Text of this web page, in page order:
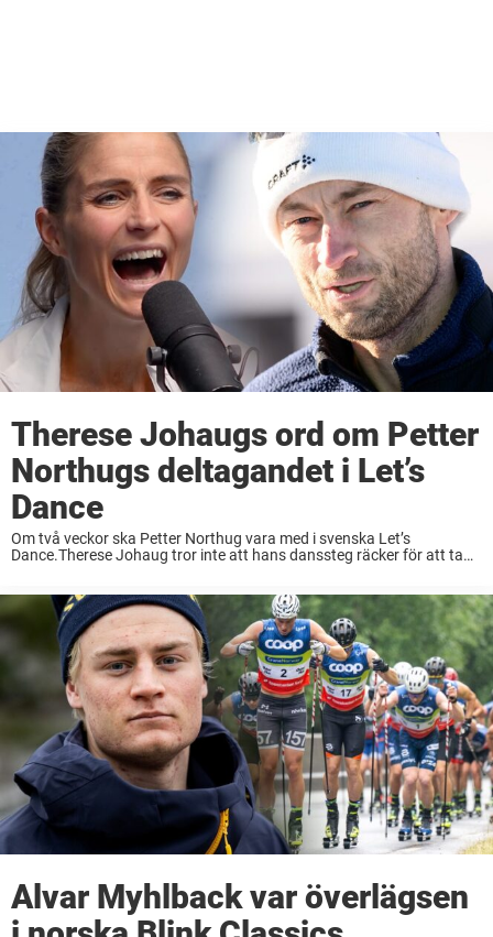
Therese Johaugs ord om Petter
Northugs deltagandet i Let’s
Dance
Om två veckor ska Petter Northug vara med i svenska Let’s
Dance.Therese Johaug tror inte att hans danssteg räcker för att ta
Alvar Myhlback var överlägsen